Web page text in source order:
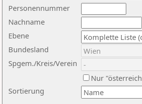
Nachname
Ebene
Sortierung
Personennummer
Bundesland
Spgem./Kreis/Verein
Nur